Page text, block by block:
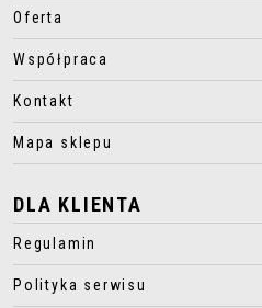
Oferta
Współpraca
Kontakt
Mapa sklepu
DLA KLIENTA
Regulamin
Polityka serwisu